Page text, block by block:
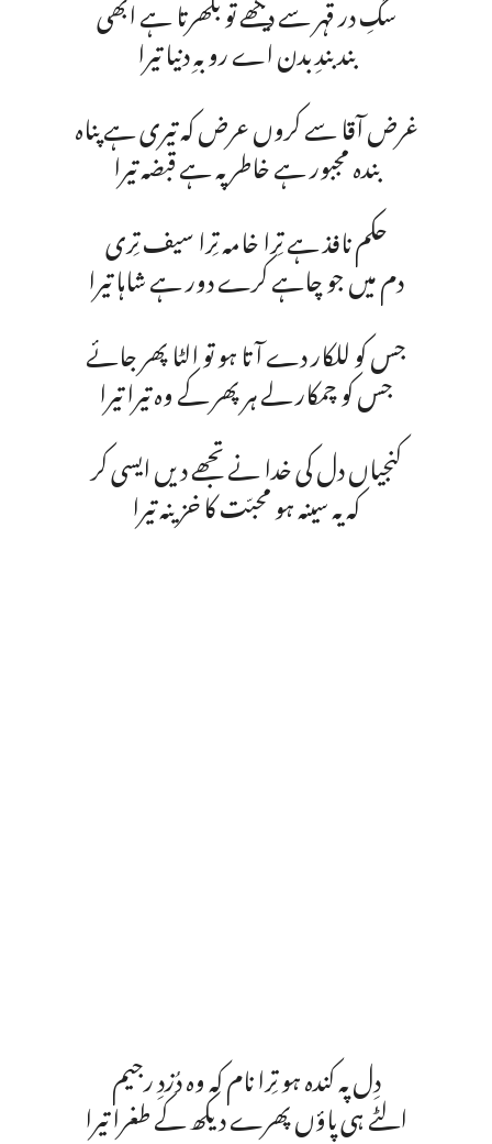
بند بندِ بدن اے روبہِ دنیا تیرا
غرض آقا سے کروں عرض کہ تیری ہے پناہ
بندہ مجبور ہے خاطر پہ ہے قبضہ تیرا
حکم نافذ ہے تِرا خامہ تِرا سیف تِری
دم میں جو چاہے کرے دور ہے شاہا تیرا
جس کو للکار دے آتا ہو تو الٹا پھر جائے
جس کو چمکار لے ہر پھر کے وہ تیرا تیرا
کنجیاں دل کی خدا نے تجھے دیں ایسی کر
کہ یہ سینہ ہو محبّت کا خزینہ تیرا
دِل پہ کندہ ہو تِرا نام کہ وہ دُزدِ رجیم
الٹے ہی پاؤں پھرے دیکھ کے طغرا تیرا